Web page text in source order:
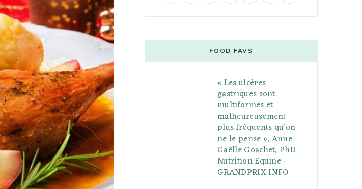
b
t
g
l
e
P
u
s
t
a
g
r
a
e
r
e
s
o
l
FOOD FAVS
« Les ulcères
gastriques sont
multiformes et
malheureusement
plus fréquents qu’on
ne le pense », Anne-
Gaëlle Goachet, PhD
Nutrition Equine –
GRANDPRIX INFO